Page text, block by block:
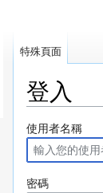
登入
跳
至
導
覽
跳
至
搜
尋
使用者名稱
密碼
特殊頁面